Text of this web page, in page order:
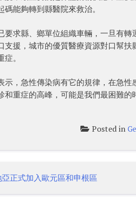
碼能夠轉到縣醫院來救治。
要求縣、鄉單位組織車輛，一旦有
支援，城市的優質醫療資源對口幫
。
示，急性傳染病有它的規律，在急
和重症的高峰，可能是我們最困難的
Posted in
亞正式加入歐元區和申根區